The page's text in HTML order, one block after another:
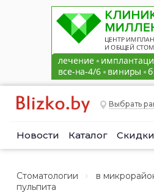
Выбрать
Новости Каталог Скидки
Стоматологии в
пульпита